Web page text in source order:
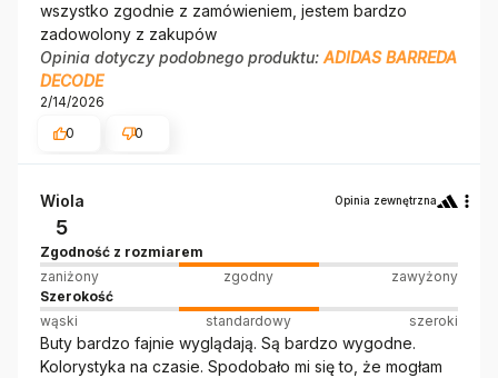
wszystko zgodnie z zamówieniem, jestem bardzo
zadowolony z zakupów
Opinia dotyczy podobnego produktu:ADIDAS BARREDA
DECODE
2/14/2026
0
0
Wiola Opinia zewnętrzna
5
Zgodność z rozmiarem
zaniżony
zgodny
zawyżony
Szerokość
wąski
standardowy szeroki
Buty bardzo fajnie wyglądają. Są bardzo wygodne.
Kolorystyka na czasie. Spodobało mi się to, że mogłam